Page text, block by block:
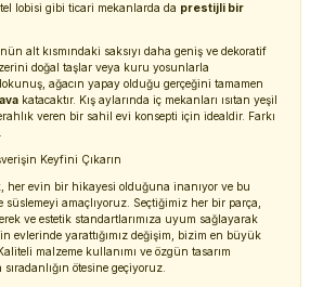
lobisi gibi ticari mekanlarda da prestijli bir
alt kısmındaki saksıyı daha geniş ve dekoratif
doğal taşlar veya kuru yosunlarla
ağacın yapay olduğu gerçeğini tamamen
katacaktır. Kış aylarında iç mekanları ısıtan yeşil
veren bir sahil evi konsepti için idealdir. Farkı
Keyfini Çıkarın
her evin bir hikayesi olduğuna inanıyor ve bu
amaçlıyoruz. Seçtiğimiz her bir parça,
ve estetik standartlarımıza uyum sağlayarak
evlerinde yarattığımız değişim, bizim en büyük
malzeme kullanımı ve özgün tasarım
ötesine geçiyoruz.